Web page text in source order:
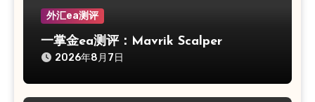
外汇ea测评
一掌金ea测评：Mavrik Scalper
2026年8月7日